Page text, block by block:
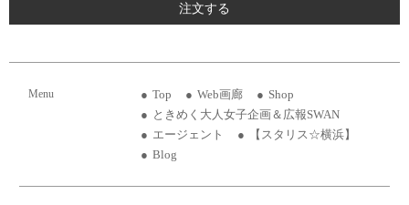
注文する
Menu Top Web画廊
Shop
ときめく大人女子企画＆広報SWAN
エージェント
【スタリス☆横浜】
Blog